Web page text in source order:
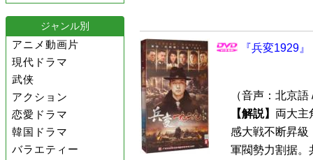
ジャンル別
アニメ動画片
現代ドラマ
武侠
アクション
恋愛ドラマ
韓国ドラマ
バラエティー
『兵変1929
（音声：北京
【解説】 両大主
感大戦不断昇級
軍閥勢力割据。